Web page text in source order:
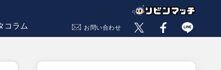
コラム お問い合わせ